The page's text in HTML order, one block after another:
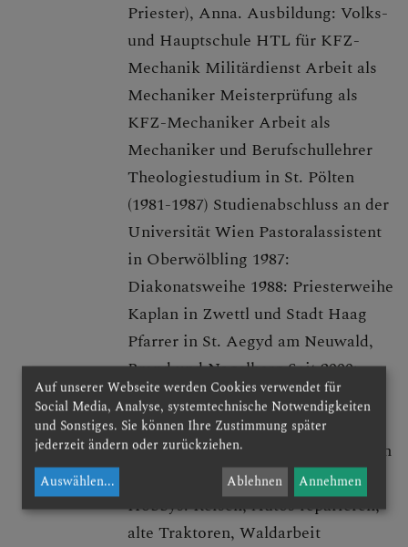
GRUPPEN & RUNDEN
KONTAKT
FIRMUNG
ERSTKOMMUNION
Priester), Anna. Ausbildung: Volks-
und Hauptschule HTL für KFZ-
Mechanik Militärdienst Arbeit als
Mechaniker Meisterprüfung als
KFZ-Mechaniker Arbeit als
Mechaniker und Berufschullehrer
Theologiestudium in St. Pölten
(1981-1987) Studienabschluss an der
Universität Wien Pastoralassistent
in Oberwölbling 1987:
Diakonatsweihe 1988: Priesterweihe
Kaplan in Zwettl und Stadt Haag
Pfarrer in St. Aegyd am Neuwald,
Brand und Nagelberg Seit 2000:
Pfarrer von Karlstetten und
Neidling Mit Leib und Seele
Religionslehrer an allen Dienstorten
und begeisterter Feuerwehrmann
Hobbys: Reisen, Autos reparieren,
alte Traktoren, Waldarbeit
Auf unserer Webseite werden Cookies verwendet für
Social Media, Analyse, systemtechnische Notwendigkeiten
und Sonstiges. Sie können Ihre Zustimmung später
jederzeit ändern oder zurückziehen.
Auswählen... Ablehnen Annehmen